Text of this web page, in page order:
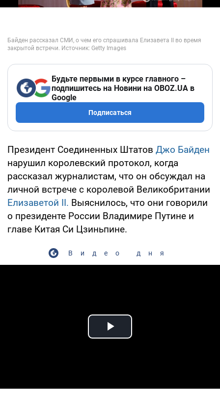
Будьте первыми в курсе главного –
подпишитесь на Новини на OBOZ.UA в
Google
Подписаться
Президент Соединенных Штатов Джо Байден
нарушил королевский протокол, когда
рассказал журналистам, что он обсуждал на
личной встрече с королевой Великобритании
Елизаветой II. Выяснилось, что они говорили
о президенте России Владимире Путине и
главе Китая Си Цзиньпине.
Видео дня
Play Video